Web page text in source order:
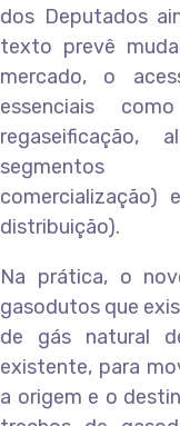
dos Deputados
texto prevê
mercado, o
essenciais
segmentos
comercialização)
distribuição).
Na prática, o
gasodutos que
de gás natural
existente, para
a origem e o